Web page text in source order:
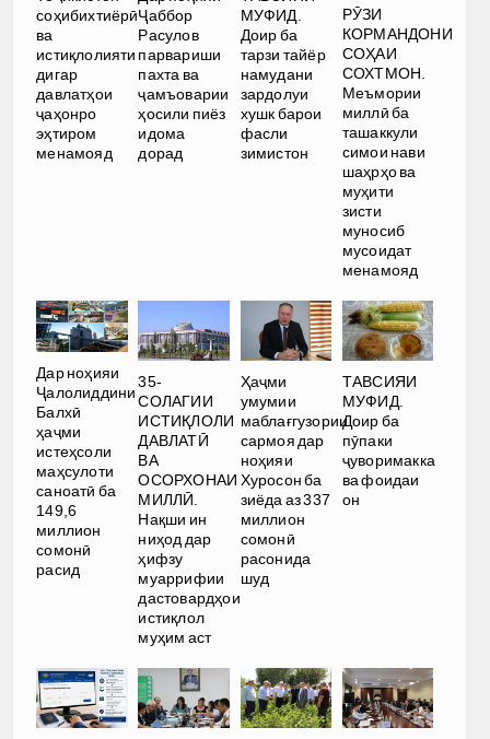
соҳибихтиёрӣ
ва
истиқлолияти
дигар
давлатҳои
ҷаҳонро
эҳтиром
менамояд
Ҷаббор
Расулов
парвариши
пахта ва
ҷамъоварии
ҳосили пиёз
идома
дорад
МУФИД.
Доир ба
тарзи тайёр
намудани
зардолуи
хушк барои
фасли
зимистон
РӮЗИ
КОРМАНДОНИ
СОҲАИ
СОХТМОН.
Меъмории
миллӣ ба
ташаккули
симои нави
шаҳрҳо ва
муҳити
зисти
муносиб
мусоидат
менамояд
Дар ноҳияи
Ҷалолиддини
Балхӣ
ҳаҷми
истеҳсоли
маҳсулоти
саноатӣ ба
149,6
миллион
сомонӣ
расид
35-
СОЛАГИИ
ИСТИҚЛОЛИ
ДАВЛАТӢ
ВА
ОСОРХОНАИ
МИЛЛӢ.
Нақши ин
ниҳод дар
ҳифзу
муаррифии
дастовардҳои
истиқлол
муҳим аст
Ҳаҷми
умумии
маблағгузории
сармоя дар
ноҳияи
Хуросон ба
зиёда аз 337
миллион
сомонӣ
расонида
шуд
ТАВСИЯИ
МУФИД.
Доир ба
пӯпаки
ҷуворимакка
ва фоидаи
он